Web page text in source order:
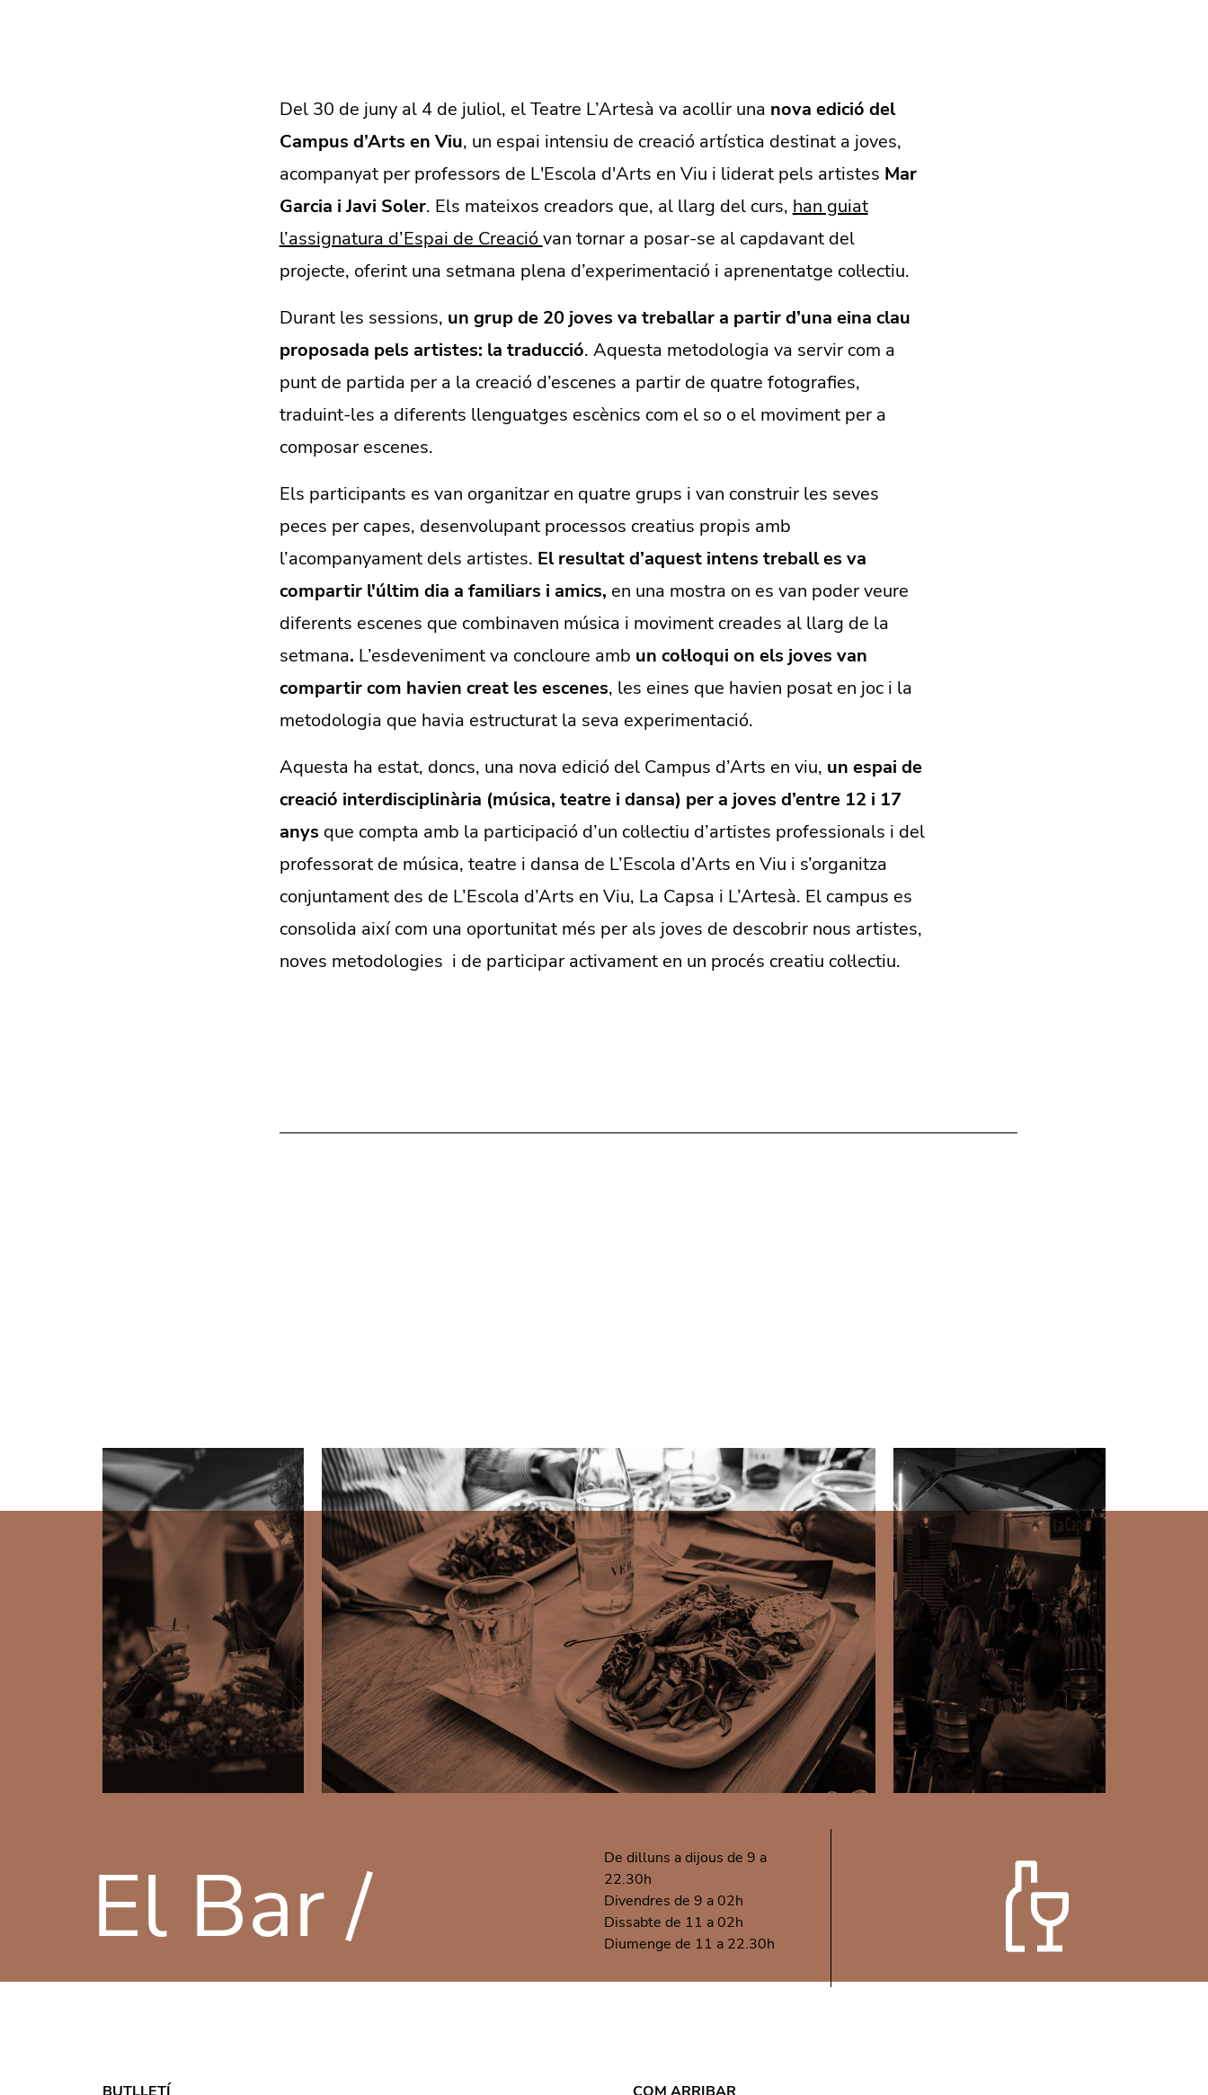
Del 30 de juny al 4 de juliol, el Teatre L’Artesà va acollir una nova edició del
Campus d’Arts en Viu, un espai intensiu de creació artística destinat a joves,
acompanyat per professors de L'Escola d'Arts en Viu i liderat pels artistes Mar
Garcia i Javi Soler. Els mateixos creadors que, al llarg del curs, han guiat
l’assignatura d’Espai de Creacióvan tornar a posar-se al capdavant del
projecte, oferint una setmana plena d’experimentació i aprenentatge col·lectiu.
Durant les sessions, un grup de 20 joves va treballar a partir d’una eina clau
proposada pels artistes: la traducció. Aquesta metodologia va servir com a
punt de partida per a la creació d’escenes a partir de quatre fotografies,
traduint-les a diferents llenguatges escènics com el so o el moviment per a
composar escenes.
Els participants es van organitzar en quatre grups i van construir les seves
peces per capes, desenvolupant processos creatius propis amb
l’acompanyament dels artistes. El resultat d’aquest intens treball es va
compartir l'últim dia a familiars i amics, en una mostra on es van poder veure
diferents escenes que combinaven música i moviment creades al llarg de la
setmana. L’esdeveniment va concloure amb un col·loqui on els joves van
compartir com havien creat les escenes, les eines que havien posat en joc i la
metodologia que havia estructurat la seva experimentació.
Aquesta ha estat, doncs, una nova edició del Campus d’Arts en viu, un espai de
creació interdisciplinària (música, teatre i dansa) per a joves d’entre 12 i 17
anys que compta amb la participació d’un col·lectiu d’artistes professionals i del
professorat de música, teatre i dansa de L’Escola d’Arts en Viu i s’organitza
conjuntament des de L’Escola d’Arts en Viu, La Capsa i L’Artesà. El campus es
consolida així com una oportunitat més per als joves de descobrir nous artistes,
noves metodologies i de participar activament en un procés creatiu col·lectiu.
El Bar /
De dilluns a dijous de 9 a
22.30h
Divendres de 9 a 02h
Dissabte de 11 a 02h
Diumenge de 11 a 22.30h